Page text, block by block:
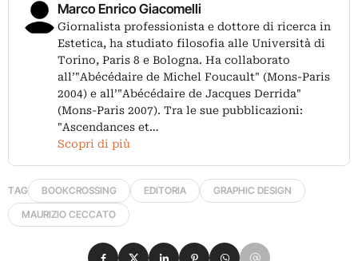
Marco Enrico Giacomelli
Giornalista professionista e dottore di ricerca in
Estetica, ha studiato filosofia alle Università di
Torino, Paris 8 e Bologna. Ha collaborato
all’"Abécédaire de Michel Foucault" (Mons-Paris
2004) e all’"Abécédaire de Jacques Derrida"
(Mons-Paris 2007). Tra le sue pubblicazioni:
"Ascendances et…
Scopri di più
TAG BOOKCROSSING EDITORIA
GRAPHIC DESIGN
MAURIZIO CECCATO
Condividi su Facebook
Condividi su X
Condividi su LinkedIn
Condividi su Pinterest
Condividi su WhatsApp
Condividi su Email